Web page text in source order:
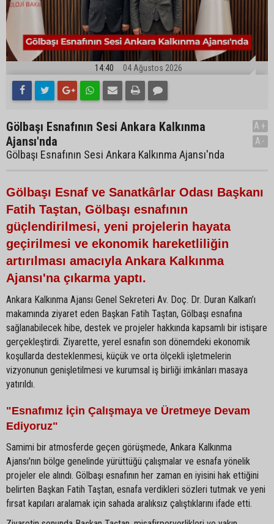
14:40 04 Ağustos 2026
Gölbaşı Esnafının Sesi Ankara Kalkınma
Ajansı'nda
Gölbaşı Esnafının Sesi Ankara Kalkınma Ajansı'nda
A+
A-
Gölbaşı Esnaf ve Sanatkârlar Odası Başkanı
Fatih Taştan, Gölbaşı esnafının
güçlendirilmesi, yeni projelerin hayata
geçirilmesi ve ekonomik hareketliliğin
artırılması amacıyla Ankara Kalkınma
Ajansı'na çıkarma yaptı.
Ankara Kalkınma Ajansı Genel Sekreteri Av. Doç. Dr. Duran Kalkan’ı
makamında ziyaret eden Başkan Fatih Taştan, Gölbaşı esnafına
sağlanabilecek hibe, destek ve projeler hakkında kapsamlı bir istişare
gerçekleştirdi. Ziyarette, yerel esnafın son dönemdeki ekonomik
koşullarda desteklenmesi, küçük ve orta ölçekli işletmelerin
vizyonunun genişletilmesi ve kurumsal iş birliği imkânları masaya
yatırıldı.
"Esnafımız İçin Çalışmaya ve Üretmeye Devam
Ediyoruz"
Samimi bir atmosferde geçen görüşmede, Ankara Kalkınma
Ajansı'nın bölge genelinde yürüttüğü çalışmalar ve esnafa yönelik
projeler ele alındı. Gölbaşı esnafının her zaman en iyisini hak ettiğini
belirten Başkan Fatih Taştan, esnafa verdikleri sözleri tutmak ve yeni
fırsat kapıları aralamak için sahada aralıksız çalıştıklarını ifade etti.